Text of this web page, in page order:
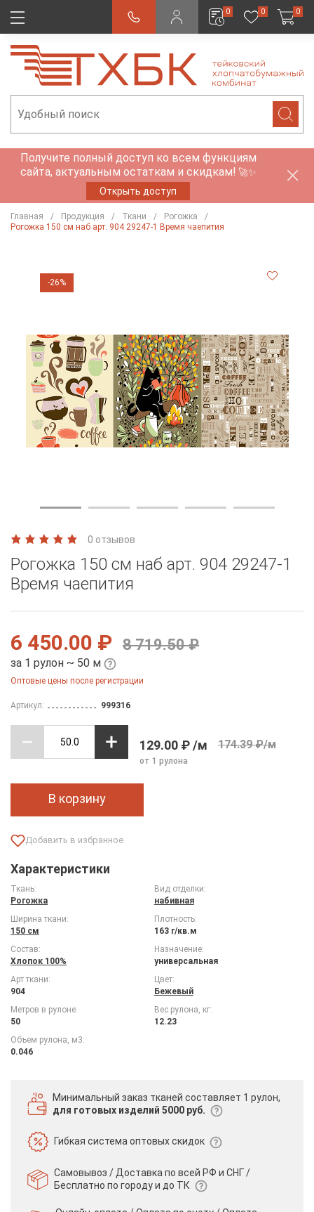
0 0 0
Получите полный доступ ко всем функциям
сайта, актуальным остаткам и скидкам! 🚀✨
Открыть доступ
Главная Продукция Ткани
Рогожка
Рогожка 150 см наб арт. 904 29247-1 Время чаепития
-26%
0 отзывов
Рогожка 150 см наб арт. 904 29247-1
Время чаепития
6 450.00 ₽ 8 719.50 ₽
за 1 рулон ~ 50 м
Оптовые цены после регистрации
Артикул: 999316
129.00 ₽ /м 174.39 ₽/м
от 1 рулона
В корзину
Характеристики
Ткань:
Рогожка
Вид отделки:
набивная
Ширина ткани:
150 см
Плотность:
163 г/кв.м
Состав:
Хлопок 100%
Назначение:
универсальная
Арт ткани:
904
Цвет:
Бежевый
Метров в рулоне:
50
Вес рулона, кг:
12.23
Объем рулона, м3:
0.046
Минимальный заказ тканей составляет 1 рулон,
для готовых изделий 5000 руб.
Гибкая системаоптовых скидок
Самовывоз / Доставка по всей РФ и СНГ /
Бесплатно по городу и до ТК